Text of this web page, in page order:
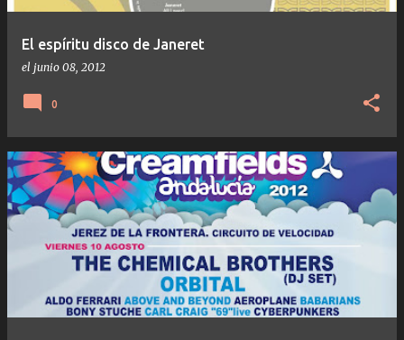
El espíritu disco de Janeret
el junio 08, 2012
0